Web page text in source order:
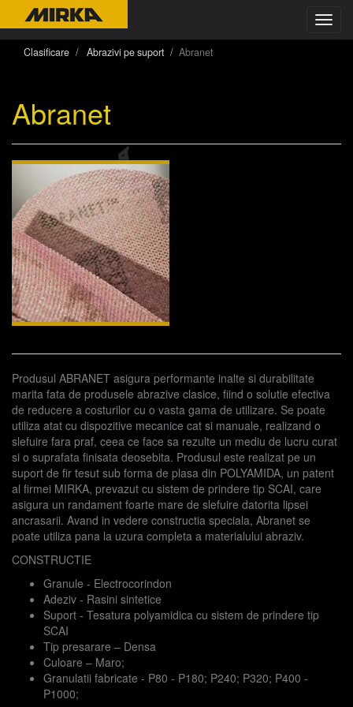
Clasificare Abrazivi pe suport Abranet
Abranet
Produsul ABRANET asigura performante inalte si durabilitate
marita fata de produsele abrazive clasice, fiind o solutie efectiva
de reducere a costurilor cu o vasta gama de utilizare. Se poate
utiliza atat cu dispozitive mecanice cat si manuale, realizand o
slefuire fara praf, ceea ce face sa rezulte un mediu de lucru curat
si o suprafata finisata deosebita. Produsul este realizat pe un
suport de fir tesut sub forma de plasa din POLYAMIDA, un patent
al firmei MIRKA, prevazut cu sistem de prindere tip SCAI, care
asigura un randament foarte mare de slefuire datorita lipsei
ancrasarii. Avand in vedere constructia speciala, Abranet se
poate utiliza pana la uzura completa a materialului abraziv.
CONSTRUCTIE
Granule - Electrocorindon
Adeziv - Rasini sintetice
Suport - Tesatura polyamidica cu sistem de prindere tip
SCAI
Tip presarare – Densa
Culoare – Maro;
Granulatii fabricate - P80 - P180; P240; P320; P400 -
P1000;